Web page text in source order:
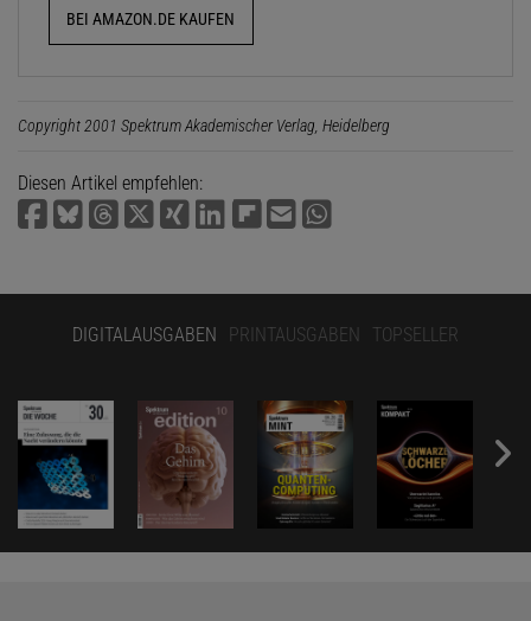
BEI AMAZON.DE KAUFEN
Copyright 2001 Spektrum Akademischer Verlag, Heidelberg
Diesen Artikel empfehlen:
DIGITALAUSGABEN PRINTAUSGABEN TOPSELLER